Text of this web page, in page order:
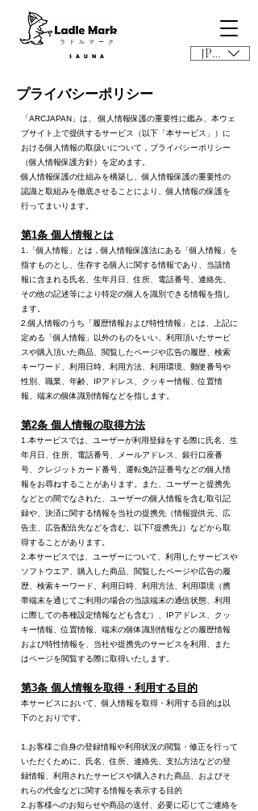
​ラドルマーク
SAUNA JPY (¥)
プライバシーポリシー
「ARCJAPAN」は、 個人情報保護の重要性に鑑み、本ウェ
ブサイト上で提供するサービス（以下「本サービス」）に
おける個人情報の取扱いについて，プライバシーポリシー
（個人情報保護方針）を定めます。
個人情報保護の仕組みを構築し、個人情報保護の重要性の
認識と取組みを徹底させることにより、個人情報の保護を
行ってまいります。
第1条 個人情報とは
1.「個人情報」とは，個人情報保護法にある「個人情報」を
指すものとし、生存する個人に関する情報であり、当該情
報に含まれる氏名、生年月日、住所、電話番号、連絡先、
その他の記述等により特定の個人を識別できる情報を指し
ます。
2.個人情報のうち「履歴情報および特性情報」とは、上記に
定める「個人情報」以外のものをいい、利用頂いたサービ
スや購入頂いた商品、閲覧したページや広告の履歴、検索
キーワード、利用日時、利用方法、利用環境、郵便番号や
性別、職業、年齢、IPアドレス、クッキー情報、位置情
報、端末の個体識別情報などを指します。
第2条 個人情報の取得方法
1.本サービスでは、ユーザーが利用登録をする際に氏名、生
年月日、住所、電話番号、メールアドレス、銀行口座番
号、クレジットカード番号、運転免許証番号などの個人情
報をお尋ねすることがあります。また、ユーザーと提携先
などとの間でなされた、ユーザーの個人情報を含む取引記
録や、決済に関する情報を当社の提携先（情報提供元、広
告主、広告配信先などを含む。以下｢提携先｣）などから取
得することがあります。
2.本サービスでは、ユーザーについて、利用したサービスや
ソフトウエア、購入した商品、閲覧したページや広告の履
歴、検索キーワード、利用日時、利用方法、利用環境（携
帯端末を通じてご利用の場合の当該端末の通信状態、利用
に際しての各種設定情報なども含む）、IPアドレス、クッ
キー情報、位置情報、端末の個体識別情報などの履歴情報
および特性情報を、当社や提携先のサービスを利用、また
はページを閲覧する際に取得いたします。
第3条 個人情報を取得・利用する目的
本サービスにおいて、個人情報を取得・利用する目的は以
下のとおりです。
1.お客様ご自身の登録情報や利用状況の閲覧・修正を行って
いただくために、氏名、住所、連絡先、支払方法などの登
録情報、利用されたサービスや購入された商品、およびそ
れらの代金などに関する情報を表示する目的
2.お客様へのお知らせや商品の送付、必要に応じてご連絡を